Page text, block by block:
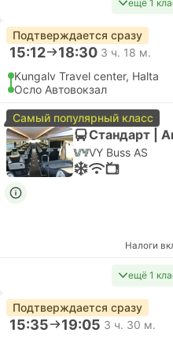
ещё 1
Подтверждается сразу
15:12 18:30 3 ч. 18 м.
Kungalv Travel center, Halta
Осло Автовокзал
Самый популярный класс
Стандарт |
VY Buss AS
Налоги
ещё 1
Подтверждается сразу
15:35 19:05 3 ч. 30 м.